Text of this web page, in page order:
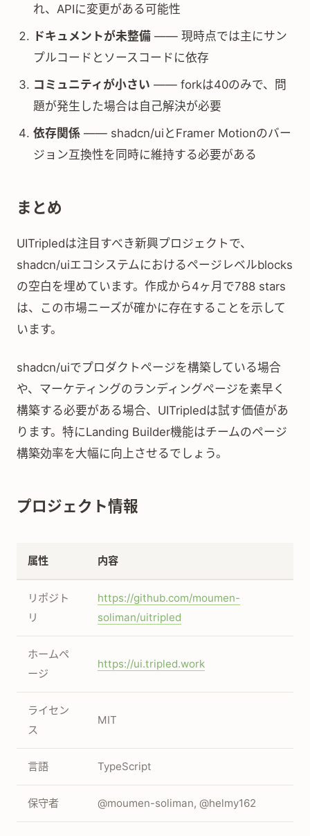
れ、APIに変更がある可能性
ドキュメントが未整備 —— 現時点では主にサン
プルコードとソースコードに依存
コミュニティが小さい —— forkは40のみで、問
題が発生した場合は自己解決が必要
依存関係 —— shadcn/uiとFramer Motionのバー
ジョン互換性を同時に維持する必要がある
まとめ
UITripledは注目すべき新興プロジェクトで、
shadcn/uiエコシステムにおけるページレベルblocks
の空白を埋めています。作成から4ヶ月で788 stars
は、この市場ニーズが確かに存在することを示して
います。
shadcn/uiでプロダクトページを構築している場合
や、マーケティングのランディングページを素早く
構築する必要がある場合、UITripledは試す価値があ
ります。特にLanding Builder機能はチームのページ
構築効率を大幅に向上させるでしょう。
プロジェクト情報
属性 内容
リポジト
リ
https://github.com/moumen-
soliman/uitripled
ホームペ
ージ
https://ui.tripled.work
ライセン
ス
MIT
言語 TypeScript
保守者 @moumen-soliman, @helmy162